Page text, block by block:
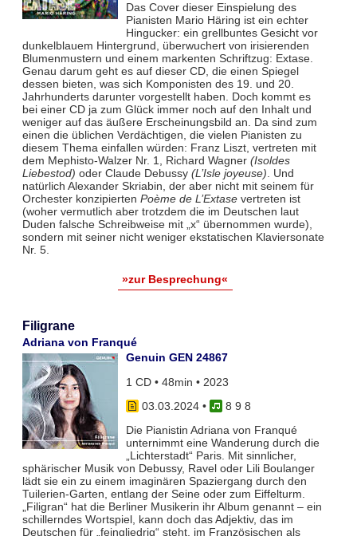
Das Cover dieser Einspielung des
Pianisten Mario Häring ist ein echter
Hingucker: ein grellbuntes Gesicht vor
dunkelblauem Hintergrund, überwuchert von irisierenden
Blumenmustern und einem markenten Schriftzug: Extase.
Genau darum geht es auf dieser CD, die einen Spiegel
dessen bieten, was sich Komponisten des 19. und 20.
Jahrhunderts darunter vorgestellt haben. Doch kommt es
bei einer CD ja zum Glück immer noch auf den Inhalt und
weniger auf das äußere Erscheinungsbild an. Da sind zum
einen die üblichen Verdächtigen, die vielen Pianisten zu
diesem Thema einfallen würden: Franz Liszt, vertreten mit
dem Mephisto-Walzer Nr. 1, Richard Wagner (Isoldes
Liebestod) oder Claude Debussy (L’Isle joyeuse). Und
natürlich Alexander Skriabin, der aber nicht mit seinem für
Orchester konzipierten Poème de L’Extasevertreten ist
(woher vermutlich aber trotzdem die im Deutschen laut
Duden falsche Schreibweise mit „x“ übernommen wurde),
sondern mit seiner nicht weniger ekstatischen Klaviersonate
Nr. 5.
»zur Besprechung«
Filigrane
Adriana von Franqué
Genuin GEN 24867
1 CD • 48min • 2023
03.03.2024•
8 9 8
Die Pianistin Adriana von Franqué
unternimmt eine Wanderung durch die
„Lichterstadt“ Paris. Mit sinnlicher,
sphärischer Musik von Debussy, Ravel oder Lili Boulanger
lädt sie ein zu einem imaginären Spaziergang durch den
Tuilerien-Garten, entlang der Seine oder zum Eiffelturm.
„Filigran“ hat die Berliner Musikerin ihr Album genannt – ein
schillerndes Wortspiel, kann doch das Adjektiv, das im
Deutschen für „feingliedrig“ steht, im Französischen als